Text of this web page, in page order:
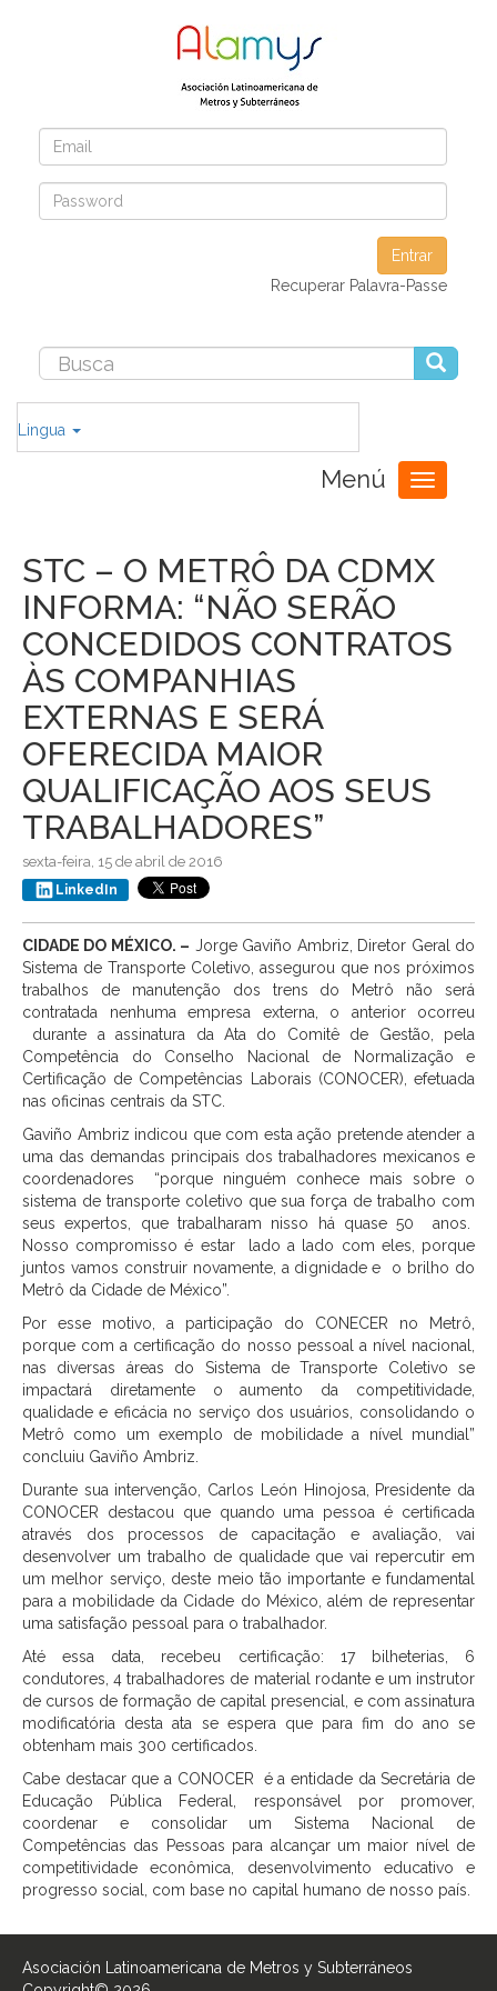
Entrar
Recuperar Palavra-Passe
Lingua
Menú
Toggle
navigation
STC – O METRÔ DA CDMX
INFORMA: “NÃO SERÃO
CONCEDIDOS CONTRATOS
ÀS COMPANHIAS
EXTERNAS E SERÁ
OFERECIDA MAIOR
QUALIFICAÇÃO AOS SEUS
TRABALHADORES”
sexta-feira, 15 de abril de 2016
LinkedIn
CIDADE DO MÉXICO. – Jorge Gaviño Ambriz, Diretor Geral do
Sistema de Transporte Coletivo, assegurou que nos próximos
trabalhos de manutenção dos trens do Metrô não será
contratada nenhuma empresa externa, o anterior ocorreu
durante a assinatura da Ata do Comitê de Gestão, pela
Competência do Conselho Nacional de Normalização e
Certificação de Competências Laborais (CONOCER), efetuada
nas oficinas centrais da STC.
Gaviño Ambriz indicou que com esta ação pretende atender a
uma das demandas principais dos trabalhadores mexicanos e
coordenadores “porque ninguém conhece mais sobre o
sistema de transporte coletivo que sua força de trabalho com
seus expertos, que trabalharam nisso há quase 50 anos.
Nosso compromisso é estar lado a lado com eles, porque
juntos vamos construir novamente, a dignidade e o brilho do
Metrô da Cidade de México”.
Por esse motivo, a participação do CONECER no Metrô,
porque com a certificação do nosso pessoal a nível nacional,
nas diversas áreas do Sistema de Transporte Coletivo se
impactará diretamente o aumento da competitividade,
qualidade e eficácia no serviço dos usuários, consolidando o
Metrô como um exemplo de mobilidade a nível mundial”
concluiu Gaviño Ambriz.
Durante sua intervenção, Carlos León Hinojosa, Presidente da
CONOCER destacou que quando uma pessoa é certificada
através dos processos de capacitação e avaliação, vai
desenvolver um trabalho de qualidade que vai repercutir em
um melhor serviço, deste meio tão importante e fundamental
para a mobilidade da Cidade do México, além de representar
uma satisfação pessoal para o trabalhador.
Até essa data, recebeu certificação: 17 bilheterias, 6
condutores, 4 trabalhadores de material rodante e um instrutor
de cursos de formação de capital presencial, e com assinatura
modificatória desta ata se espera que para fim do ano se
obtenham mais 300 certificados.
Cabe destacar que a CONOCER é a entidade da Secretária de
Educação Pública Federal, responsável por promover,
coordenar e consolidar um Sistema Nacional de
Competências das Pessoas para alcançar um maior nível de
competitividade econômica, desenvolvimento educativo e
progresso social, com base no capital humano de nosso país.
Asociación Latinoamericana de Metros y Subterráneos